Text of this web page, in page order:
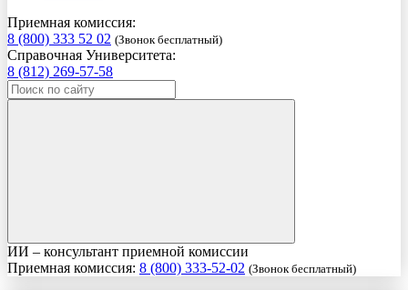
Приемная комиссия:
8 (800) 333 52 02 (Звонок бесплатный)
Справочная Университета:
8 (812) 269-57-58
ИИ – консультант приемной комиссии
Приемная комиссия: 8 (800) 333-52-02 (Звонок бесплатный)